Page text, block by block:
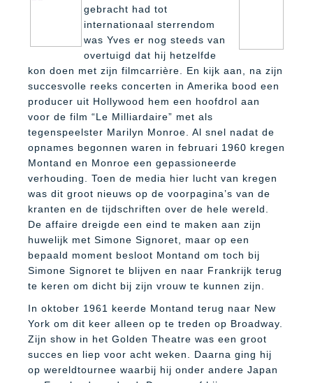
gebracht had tot
internationaal sterrendom
was Yves er nog steeds van
overtuigd dat hij hetzelfde
kon doen met zijn filmcarrière. En kijk aan, na zijn
succesvolle reeks concerten in Amerika bood een
producer uit Hollywood hem een hoofdrol aan
voor de film “Le Milliardaire” met als
tegenspeelster Marilyn Monroe. Al snel nadat de
opnames begonnen waren in februari 1960 kregen
Montand en Monroe een gepassioneerde
verhouding. Toen de media hier lucht van kregen
was dit groot nieuws op de voorpagina’s van de
kranten en de tijdschriften over de hele wereld.
De affaire dreigde een eind te maken aan zijn
huwelijk met Simone Signoret, maar op een
bepaald moment besloot Montand om toch bij
Simone Signoret te blijven en naar Frankrijk terug
te keren om dicht bij zijn vrouw te kunnen zijn.
In oktober 1961 keerde Montand terug naar New
York om dit keer alleen op te treden op Broadway.
Zijn show in het Golden Theatre was een groot
succes en liep voor acht weken. Daarna ging hij
op wereldtournee waarbij hij onder andere Japan